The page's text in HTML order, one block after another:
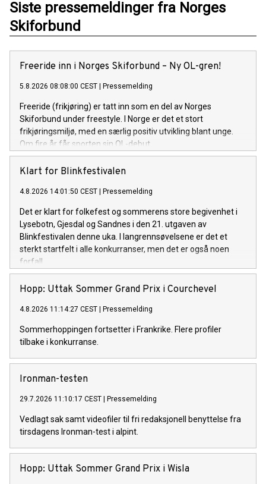
Siste pressemeldinger fra Norges
Skiforbund
Freeride inn i Norges Skiforbund – Ny OL-gren!
5.8.2026 08:08:00 CEST Pressemelding
Freeride (frikjøring) er tatt inn som en del av Norges
Skiforbund under freestyle. I Norge er det et stort
frikjøringsmiljø, med en særlig positiv utvikling blant unge.
Om fire år får sporten sin OL-debut.
Klart for Blinkfestivalen
4.8.2026 14:01:50 CEST Pressemelding
Det er klart for folkefest og sommerens store begivenhet i
Lysebotn, Gjesdal og Sandnes i den 21. utgaven av
Blinkfestivalen denne uka. I langrennsøvelsene er det et
sterkt startfelt i alle konkurranser, men det er også noen
forfall.
Hopp: Uttak Sommer Grand Prix i Courchevel
4.8.2026 11:14:27 CEST Pressemelding
Sommerhoppingen fortsetter i Frankrike. Flere profiler
tilbake i konkurranse.
Ironman-testen
29.7.2026 11:10:17 CEST Pressemelding
Vedlagt sak samt videofiler til fri redaksjonell benyttelse fra
tirsdagens Ironman-test i alpint.
Hopp: Uttak Sommer Grand Prix i Wisla